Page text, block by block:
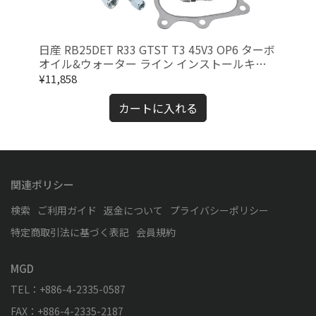
日産 RB25DET R33 GTST T3 45V3 OP6 ターボ
オイル&ウォーター ライン インストールキッ
ト
¥11,858
カートに入れる
関連ポリシー
検索 ご利用ガイド 返金について
プライバシーポリシー
特定商取引法に基づく表記 会員規約
MGD
TEL：+886-4-2335-0587
FAX：+886-4-2335-2187